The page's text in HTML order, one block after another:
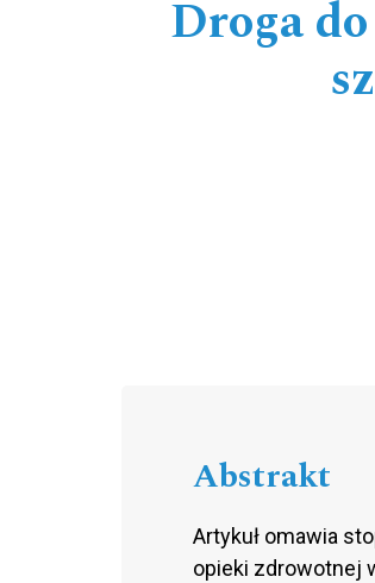
Droga
Abstrakt
Artykuł omawia
opieki zdrowotnej